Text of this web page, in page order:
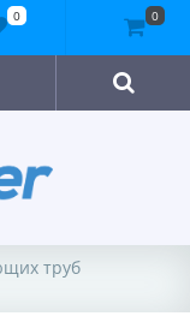
труб
0 0